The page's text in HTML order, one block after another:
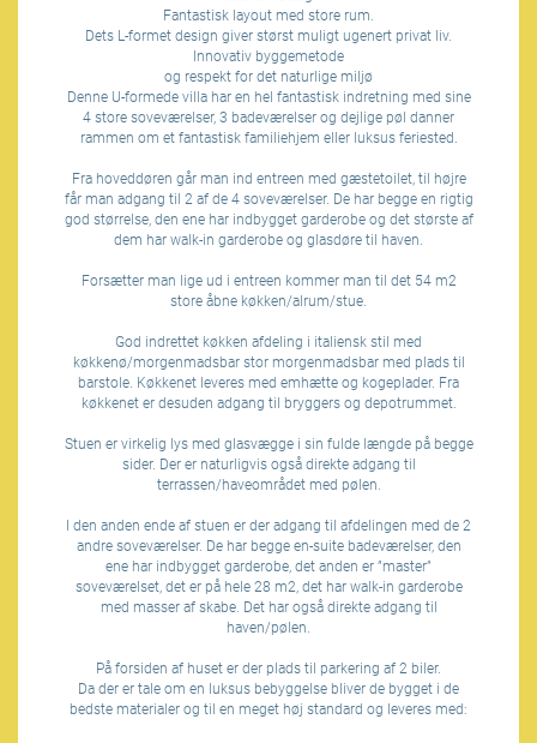
Fantastisk layout med store rum.
Dets L-formet design giver størst muligt ugenert privat liv.
Innovativ byggemetode
og respekt for det naturlige miljø
Denne U-formede villa har en hel fantastisk indretning med sine
4 store soveværelser, 3 badeværelser og dejlige pøl danner
rammen om et fantastisk familiehjem eller luksus feriested.
Fra hoveddøren går man ind entreen med gæstetoilet, til højre
får man adgang til 2 af de 4 soveværelser. De har begge en rigtig
god størrelse, den ene har indbygget garderobe og det største af
dem har walk-in garderobe og glasdøre til haven.
Forsætter man lige ud i entreen kommer man til det 54 m2
store åbne køkken/alrum/stue.
God indrettet køkken afdeling i italiensk stil med
køkkenø/morgenmadsbar stor morgenmadsbar med plads til
barstole. Køkkenet leveres med emhætte og kogeplader. Fra
køkkenet er desuden adgang til bryggers og depotrummet.
Stuen er virkelig lys med glasvægge i sin fulde længde på begge
sider. Der er naturligvis også direkte adgang til
terrassen/haveområdet med pølen.
I den anden ende af stuen er der adgang til afdelingen med de 2
andre soveværelser. De har begge en-suite badeværelser, den
ene har indbygget garderobe, det anden er ”master”
soveværelset, det er på hele 28 m2, det har walk-in garderobe
med masser af skabe. Det har også direkte adgang til
haven/pølen.
På forsiden af huset er der plads til parkering af 2 biler.
Da der er tale om en luksus bebyggelse bliver de bygget i de
bedste materialer og til en meget høj standard og leveres med: